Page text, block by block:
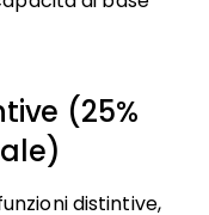
(25%
distintive,